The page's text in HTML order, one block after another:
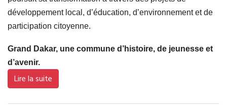
développement local, d’éducation, d’environnement et de
participation citoyenne.
Grand Dakar, une commune d’histoire, de jeunesse et
d’avenir.
Lire la suite